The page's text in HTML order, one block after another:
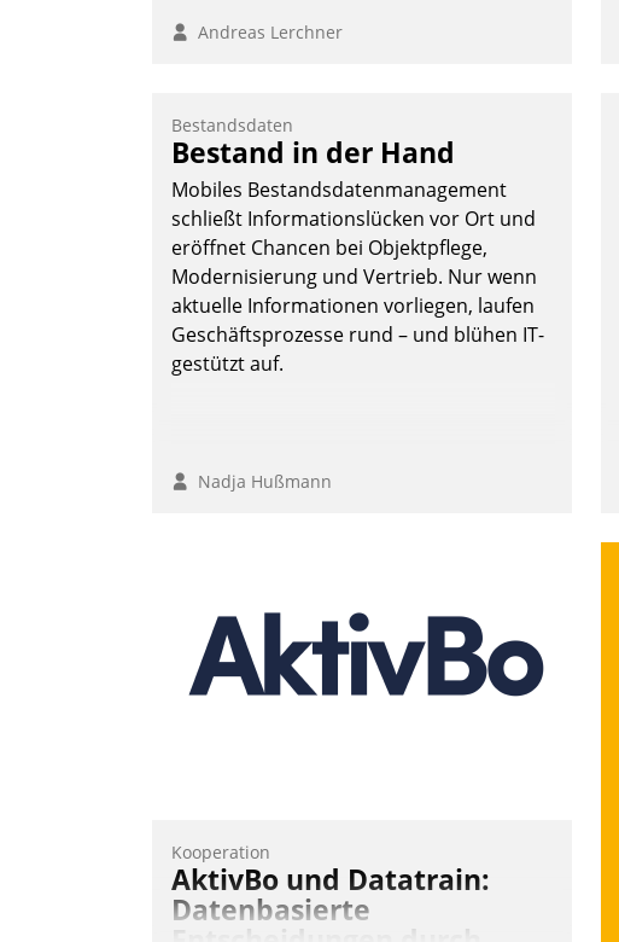
Systemen der Unternehmen.
Andreas Lerchner
Bestandsdaten
Bestand in der Hand
Mobiles Bestandsdatenmanagement
schließt Informationslücken vor Ort und
eröffnet Chancen bei Objektpflege,
Modernisierung und Vertrieb. Nur wenn
aktuelle Informationen vorliegen, laufen
Geschäftsprozesse rund – und blühen IT-
gestützt auf.
Nadja Hußmann
Kooperation
AktivBo und Datatrain:
Datenbasierte